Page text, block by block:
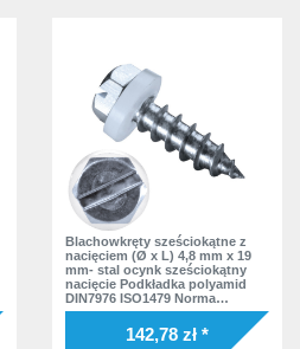
Blachowkręty sześciokątne z
nacięciem (Ø x L) 4,8 mm x 19
mm- stal ocynk sześciokątny
nacięcie Podkładka polyamid
DIN7976 ISO1479 Norma
zakładowa
142,78 zł *